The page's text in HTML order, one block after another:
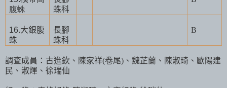
腹蛛
蛛科
16.大銀腹
蛛
長腳
蛛科
B
調查成員：古進欽、陳家祥(卷尾) 、魏芷蘭、陳淑琦、歐陽建
民、淑煇、徐瑞仙